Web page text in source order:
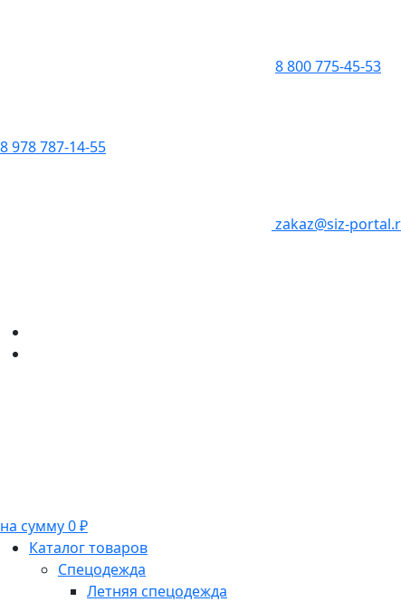
8 800 775-45-53
8 978 787-14-55
zakaz@siz-
на сумму 0 ₽
Каталог товаров
Спецодежда
Летняя спецодежда